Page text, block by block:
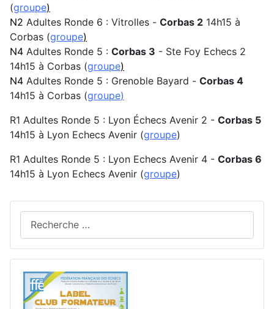
(groupe)
N2 Adultes Ronde 6 : Vitrolles - Corbas 2 14h15 à
Corbas (groupe)
N4 Adultes Ronde 5 : Corbas 3 - Ste Foy Echecs 2
14h15 à Corbas (groupe)
N4 Adultes Ronde 5 : Grenoble Bayard - Corbas 4
14h15 à Corbas (groupe)
R1 Adultes Ronde 5 : Lyon Échecs Avenir 2 - Corbas 5
14h15 à Lyon Echecs Avenir (groupe)
R1 Adultes Ronde 5 : Lyon Echecs Avenir 4 - Corbas 6
14h15 à Lyon Echecs Avenir (groupe)